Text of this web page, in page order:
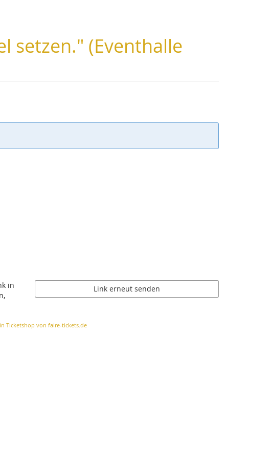
setzen." (Eventhalle
in
Link erneut senden
Ticketshop von faire-tickets.de